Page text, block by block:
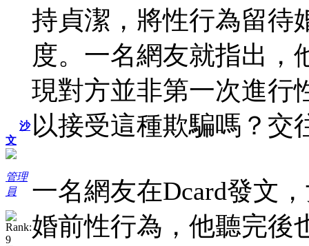
沙
文
管理
員
持貞潔，將性行為留待
度。一名網友就指出，
現對方並非第一次進行
以接受這種欺騙嗎？交
一名網友在Dcard發文
婚前性行為，他聽完後